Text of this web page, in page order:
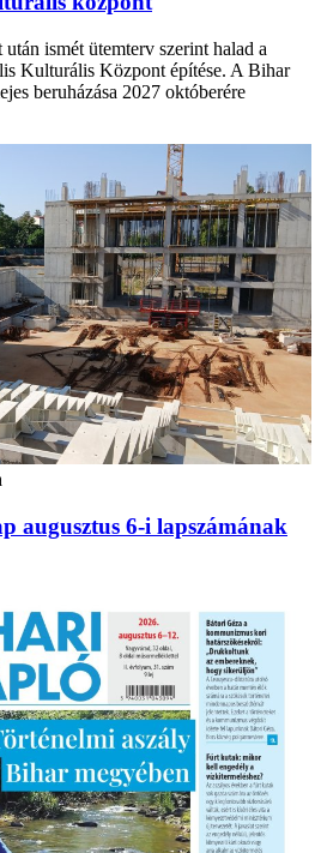
ismét ütemterv szerint halad a
Kulturális Központ építése. A Bihar
beruházása 2027 októberére
augusztus 6-i lapszámának